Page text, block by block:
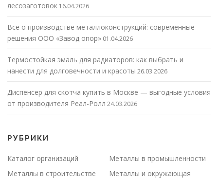
лесозаготовок 16.04.2026
Все о производстве металлоконструкций: современные
решения ООО «Завод опор» 01.04.2026
Термостойкая эмаль для радиаторов: как выбрать и
нанести для долговечности и красоты 26.03.2026
Диспенсер для скотча купить в Москве — выгодные условия
от производителя Реал-Ролл 24.03.2026
РУБРИКИ
Каталог организаций
Металлы в промышленности
Металлы в строительстве
Металлы и окружающая